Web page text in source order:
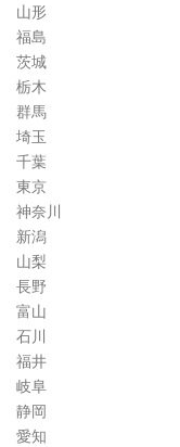
山形
福島
茨城
栃木
群馬
埼玉
千葉
東京
神奈川
新潟
山梨
長野
富山
石川
福井
岐阜
静岡
愛知